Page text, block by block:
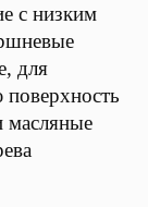
с низким
для
масляные